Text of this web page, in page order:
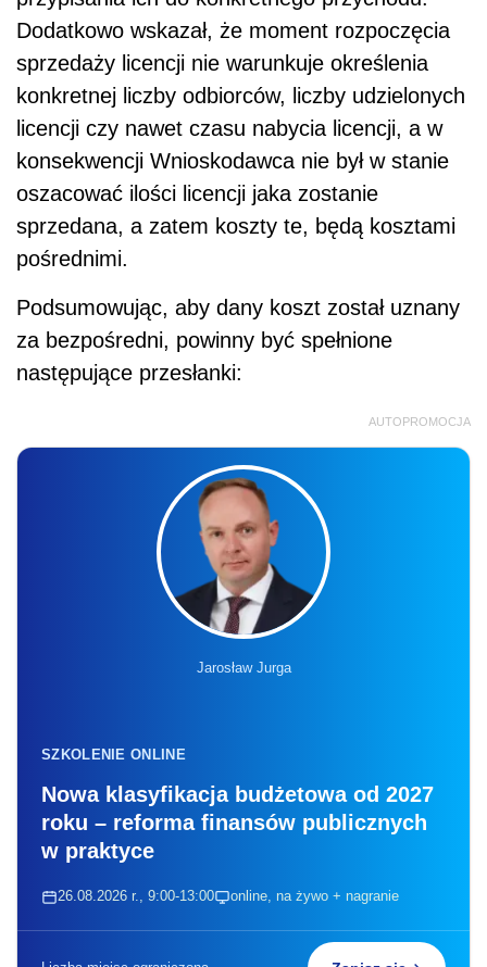
Dodatkowo wskazał, że moment rozpoczęcia
sprzedaży licencji nie warunkuje określenia
konkretnej liczby odbiorców, liczby udzielonych
licencji czy nawet czasu nabycia licencji, a w
konsekwencji Wnioskodawca nie był w stanie
oszacować ilości licencji jaka zostanie
sprzedana, a zatem koszty te, będą kosztami
pośrednimi.
Podsumowując, aby dany koszt został uznany
za bezpośredni, powinny być spełnione
następujące przesłanki:
AUTOPROMOCJA
Jarosław Jurga
SZKOLENIE ONLINE
Nowa klasyfikacja budżetowa od 2027
roku – reforma finansów publicznych
w praktyce
26.08.2026 r., 9:00-13:00 online, na żywo + nagranie